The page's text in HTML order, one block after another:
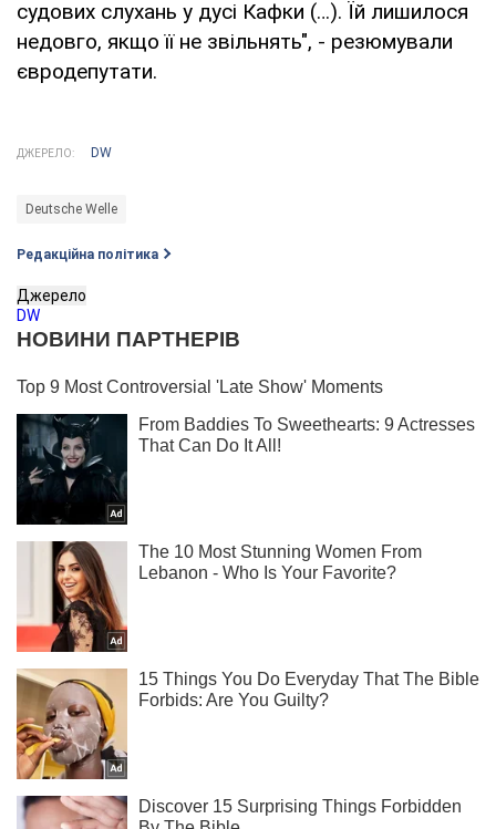
судових слухань у дусі Кафки (…). Їй лишилося
недовго, якщо її не звільнять", - резюмували
євродепутати.
ДЖЕРЕЛО: DW
Deutsche Welle
Редакційна політика
Джерело
DW